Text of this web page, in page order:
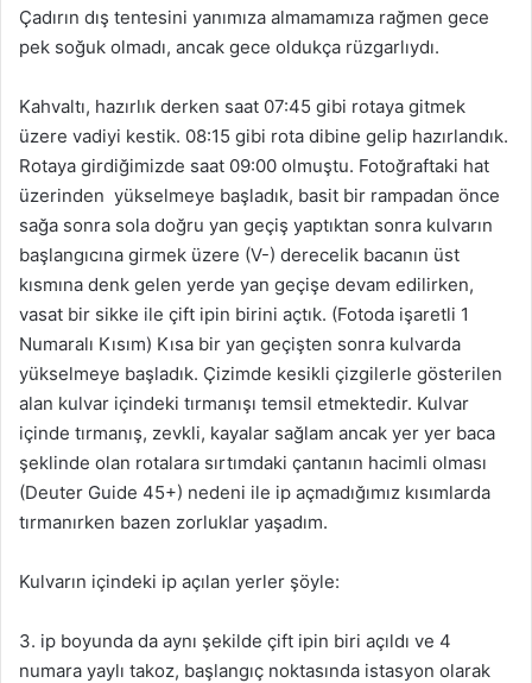
Çadırın dış tentesini yanımıza almamamıza rağmen gece
pek soğuk olmadı, ancak gece oldukça rüzgarlıydı.
Kahvaltı, hazırlık derken saat 07:45 gibi rotaya gitmek
üzere vadiyi kestik. 08:15 gibi rota dibine gelip hazırlandık.
Rotaya girdiğimizde saat 09:00 olmuştu. Fotoğraftaki hat
üzerinden yükselmeye başladık, basit bir rampadan önce
sağa sonra sola doğru yan geçiş yaptıktan sonra kulvarın
başlangıcına girmek üzere (V-) derecelik bacanın üst
kısmına denk gelen yerde yan geçişe devam edilirken,
vasat bir sikke ile çift ipin birini açtık. (Fotoda işaretli 1
Numaralı Kısım) Kısa bir yan geçişten sonra kulvarda
yükselmeye başladık. Çizimde kesikli çizgilerle gösterilen
alan kulvar içindeki tırmanışı temsil etmektedir. Kulvar
içinde tırmanış, zevkli, kayalar sağlam ancak yer yer baca
şeklinde olan rotalara sırtımdaki çantanın hacimli olması
(Deuter Guide 45+) nedeni ile ip açmadığımız kısımlarda
tırmanırken bazen zorluklar yaşadım.
Kulvarın içindeki ip açılan yerler şöyle:
3. ip boyunda da aynı şekilde çift ipin biri açıldı ve 4
numara yaylı takoz, başlangıç noktasında istasyon olarak